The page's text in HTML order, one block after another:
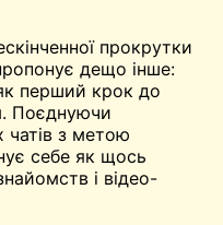
прокрутки
дещо інше:
перший крок до
Поєднуючи
чатів з метою
себе як щось
і відео-